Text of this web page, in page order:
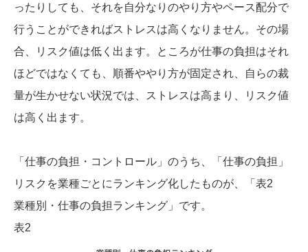
ったりしても、それを自分なりのやり方やペース配分で
行うことができればストレスは高くなりません。その場
合、リスク値は低く出ます。ところが仕事の負担はそれ
ほどではなくても、順番ややり方が固定され、自らの裁
量が生かせない状況では、ストレスは高まり、リスク値
は高く出ます。
「仕事の負担・コントロール」のうち、「仕事の負担」
リスクを業種ごとにランキング化したものが、「表2
業種別・仕事の負担ランキング」です。
表2